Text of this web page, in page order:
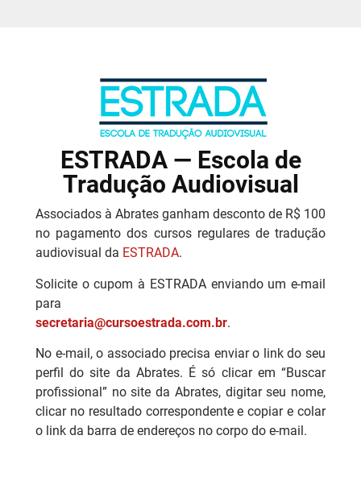
ESTRADA — Escola de
Tradução Audiovisual
Associados à Abrates ganham desconto de R$ 100
no pagamento dos cursos regulares de tradução
audiovisual da ESTRADA.
Solicite o cupom à ESTRADA enviando um e-mail
para
secretaria@cursoestrada.com.br.
No e-mail, o associado precisa enviar o link do seu
perfil do site da Abrates. É só clicar em “Buscar
profissional” no site da Abrates, digitar seu nome,
clicar no resultado correspondente e copiar e colar
o link da barra de endereços no corpo do e-mail.